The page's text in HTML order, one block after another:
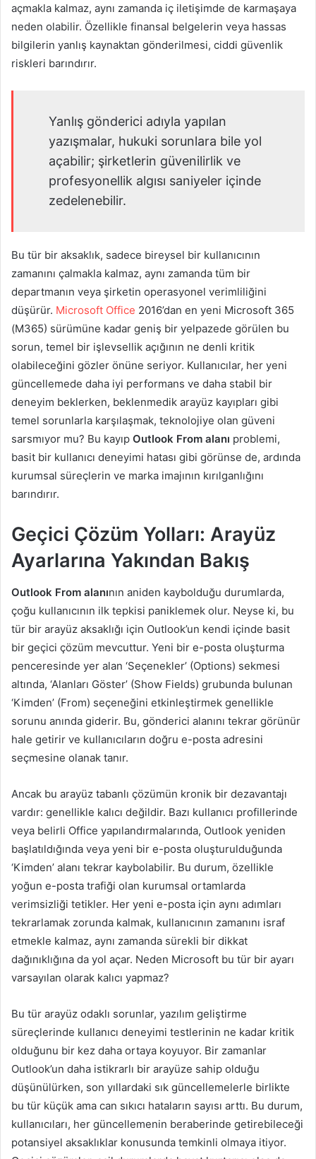
açmakla kalmaz, aynı zamanda iç iletişimde de karmaşaya
neden olabilir. Özellikle finansal belgelerin veya hassas
bilgilerin yanlış kaynaktan gönderilmesi, ciddi güvenlik
riskleri barındırır.
Yanlış gönderici adıyla yapılan
yazışmalar, hukuki sorunlara bile yol
açabilir; şirketlerin güvenilirlik ve
profesyonellik algısı saniyeler içinde
zedelenebilir.
Bu tür bir aksaklık, sadece bireysel bir kullanıcının
zamanını çalmakla kalmaz, aynı zamanda tüm bir
departmanın veya şirketin operasyonel verimliliğini
düşürür. Microsoft Office 2016’dan en yeni Microsoft 365
(M365) sürümüne kadar geniş bir yelpazede görülen bu
sorun, temel bir işlevsellik açığının ne denli kritik
olabileceğini gözler önüne seriyor. Kullanıcılar, her yeni
güncellemede daha iyi performans ve daha stabil bir
deneyim beklerken, beklenmedik arayüz kayıpları gibi
temel sorunlarla karşılaşmak, teknolojiye olan güveni
sarsmıyor mu? Bu kayıp Outlook From alanı problemi,
basit bir kullanıcı deneyimi hatası gibi görünse de, ardında
kurumsal süreçlerin ve marka imajının kırılganlığını
barındırır.
Geçici Çözüm Yolları: Arayüz
Ayarlarına Yakından Bakış
Outlook From alanının aniden kaybolduğu durumlarda,
çoğu kullanıcının ilk tepkisi paniklemek olur. Neyse ki, bu
tür bir arayüz aksaklığı için Outlook’un kendi içinde basit
bir geçici çözüm mevcuttur. Yeni bir e-posta oluşturma
penceresinde yer alan ‘Seçenekler’ (Options) sekmesi
altında, ‘Alanları Göster’ (Show Fields) grubunda bulunan
‘Kimden’ (From) seçeneğini etkinleştirmek genellikle
sorunu anında giderir. Bu, gönderici alanını tekrar görünür
hale getirir ve kullanıcıların doğru e-posta adresini
seçmesine olanak tanır.
Ancak bu arayüz tabanlı çözümün kronik bir dezavantajı
vardır: genellikle kalıcı değildir. Bazı kullanıcı profillerinde
veya belirli Office yapılandırmalarında, Outlook yeniden
başlatıldığında veya yeni bir e-posta oluşturulduğunda
‘Kimden’ alanı tekrar kaybolabilir. Bu durum, özellikle
yoğun e-posta trafiği olan kurumsal ortamlarda
verimsizliği tetikler. Her yeni e-posta için aynı adımları
tekrarlamak zorunda kalmak, kullanıcının zamanını israf
etmekle kalmaz, aynı zamanda sürekli bir dikkat
dağınıklığına da yol açar. Neden Microsoft bu tür bir ayarı
varsayılan olarak kalıcı yapmaz?
Bu tür arayüz odaklı sorunlar, yazılım geliştirme
süreçlerinde kullanıcı deneyimi testlerinin ne kadar kritik
olduğunu bir kez daha ortaya koyuyor. Bir zamanlar
Outlook’un daha istikrarlı bir arayüze sahip olduğu
düşünülürken, son yıllardaki sık güncellemelerle birlikte
bu tür küçük ama can sıkıcı hataların sayısı arttı. Bu durum,
kullanıcıları, her güncellemenin beraberinde getirebileceği
potansiyel aksaklıklar konusunda temkinli olmaya itiyor.